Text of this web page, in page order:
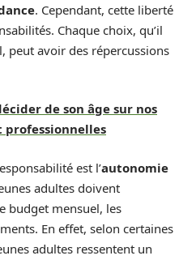
. Cependant, cette liberté
Chaque choix, qu’il
peut avoir des répercussions
de son âge sur nos
professionnelles
est l’autonomie
adultes doivent
budget mensuel, les
En effet, selon certaines
adultes ressentent un